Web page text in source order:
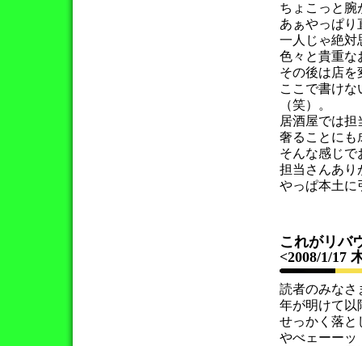
ちょこっと腕
あぁやっぱり
一人じゃ絶対
色々と貴重な
その後は店を
ここで書け
（笑）。
居酒屋では
奢ることにも
そんな感じで
担当さんあり
やっぱ本土に
これがリバ
<2008/1/17
読者のみなさ
年が明けて以
せっかく落
やべェーーッ